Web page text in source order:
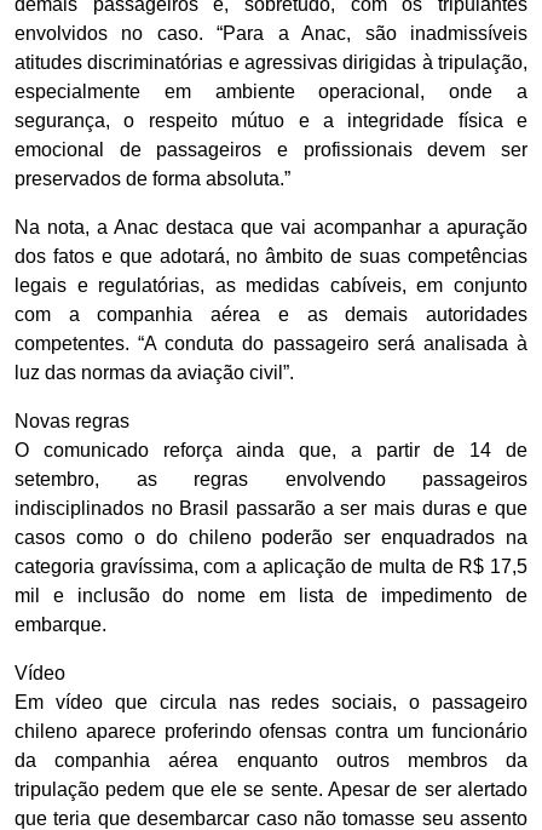
demais passageiros e, sobretudo, com os tripulantes
envolvidos no caso. “Para a Anac, são inadmissíveis
atitudes discriminatórias e agressivas dirigidas à tripulação,
especialmente em ambiente operacional, onde a
segurança, o respeito mútuo e a integridade física e
emocional de passageiros e profissionais devem ser
preservados de forma absoluta.”
Na nota, a Anac destaca que vai acompanhar a apuração
dos fatos e que adotará, no âmbito de suas competências
legais e regulatórias, as medidas cabíveis, em conjunto
com a companhia aérea e as demais autoridades
competentes. “A conduta do passageiro será analisada à
luz das normas da aviação civil”.
Novas regras
O comunicado reforça ainda que, a partir de 14 de
setembro, as regras envolvendo passageiros
indisciplinados no Brasil passarão a ser mais duras e que
casos como o do chileno poderão ser enquadrados na
categoria gravíssima, com a aplicação de multa de R$ 17,5
mil e inclusão do nome em lista de impedimento de
embarque.
Vídeo
Em vídeo que circula nas redes sociais, o passageiro
chileno aparece proferindo ofensas contra um funcionário
da companhia aérea enquanto outros membros da
tripulação pedem que ele se sente. Apesar de ser alertado
que teria que desembarcar caso não tomasse seu assento